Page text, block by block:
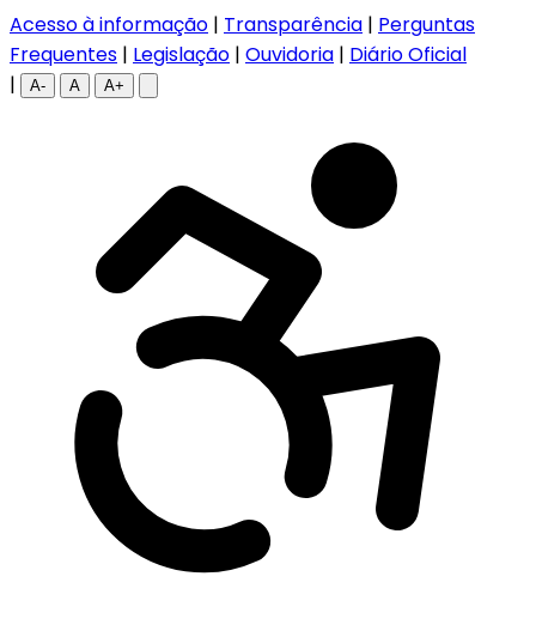
Acesso à informação | Transparência | Perguntas
Frequentes | Legislação | Ouvidoria | Diário Oficial
|
A- A A+